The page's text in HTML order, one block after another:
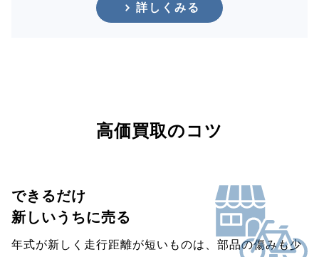
詳しくみる
高価買取のコツ
できるだけ
新しいうちに売る
年式が新しく走行距離が短いものは、部品の傷みも少